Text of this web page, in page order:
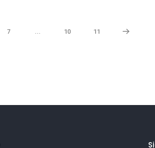
7 ... 10 11